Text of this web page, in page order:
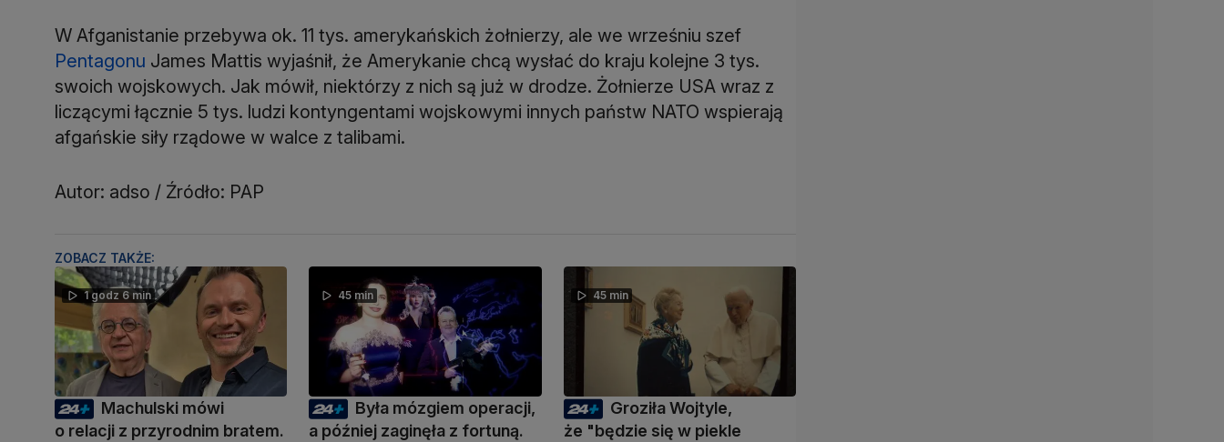
W Afganistanie przebywa ok. 11 tys. amerykańskich żołnierzy, ale we wrześniu szef
Pentagonu James Mattis wyjaśnił, że Amerykanie chcą wysłać do kraju kolejne 3 tys.
swoich wojskowych. Jak mówił, niektórzy z nich są już w drodze. Żołnierze USA wraz z
liczącymi łącznie 5 tys. ludzi kontyngentami wojskowymi innych państw NATO wspierają
afgańskie siły rządowe w walce z talibami.
Autor: adso / Źródło: PAP
ZOBACZ TAKŻE:
1 godz 6 min
Machulski mówi
o relacji z przyrodnim bratem.
45 min
Była mózgiem operacji,
a później zaginęła z fortuną.
45 min
Groziła Wojtyle,
że "będzie się w piekle